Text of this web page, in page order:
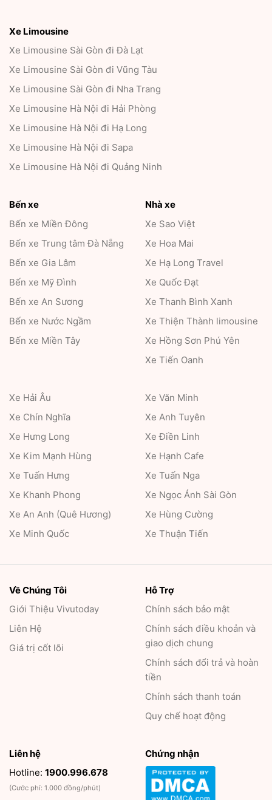
Xe Limousine
Xe Limousine Sài Gòn đi Đà Lạt
Xe Limousine Sài Gòn đi Vũng Tàu
Xe Limousine Sài Gòn đi Nha Trang
Xe Limousine Hà Nội đi Hải Phòng
Xe Limousine Hà Nội đi Hạ Long
Xe Limousine Hà Nội đi Sapa
Xe Limousine Hà Nội đi Quảng Ninh
Bến xe
Bến xe Miền Đông
Bến xe Trung tâm Đà Nẵng
Bến xe Gia Lâm
Bến xe Mỹ Đình
Bến xe An Sương
Bến xe Nước Ngầm
Bến xe Miền Tây
Nhà xe
Xe Sao Việt
Xe Hoa Mai
Xe Hạ Long Travel
Xe Quốc Đạt
Xe Thanh Bình Xanh
Xe Thiện Thành limousine
Xe Hồng Sơn Phú Yên
Xe Tiến Oanh
Xe Hải Âu
Xe Chín Nghĩa
Xe Hưng Long
Xe Kim Mạnh Hùng
Xe Tuấn Hưng
Xe Khanh Phong
Xe An Anh (Quê Hương)
Xe Minh Quốc
Xe Văn Minh
Xe Anh Tuyên
Xe Điền Linh
Xe Hạnh Cafe
Xe Tuấn Nga
Xe Ngọc Ánh Sài Gòn
Xe Hùng Cường
Xe Thuận Tiến
Về Chúng Tôi
Giới Thiệu Vivutoday
Liên Hệ
Giá trị cốt lõi
Hỗ Trợ
Chính sách bảo mật
Chính sách điều khoản và
giao dịch chung
Chính sách đổi trả và hoàn
tiền
Chính sách thanh toán
Quy chế hoạt động
Liên hệ
Hotline: 1900.996.678
(Cước phí: 1.000 đồng/phút)
Chứng nhận